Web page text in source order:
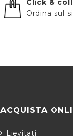
Click &
Ordina sul
ACQUISTA
Lievitati